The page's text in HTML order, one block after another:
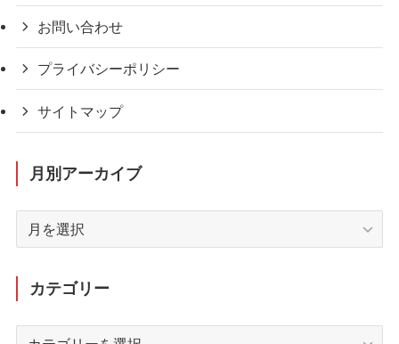
お問い合わせ
プライバシーポリシー
サイトマップ
月別アーカイブ
イ
カテゴリー